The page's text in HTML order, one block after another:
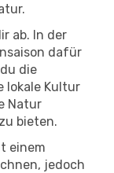
ab. In der
dafür
die
lokale Kultur
Natur
bieten.
einem
jedoch